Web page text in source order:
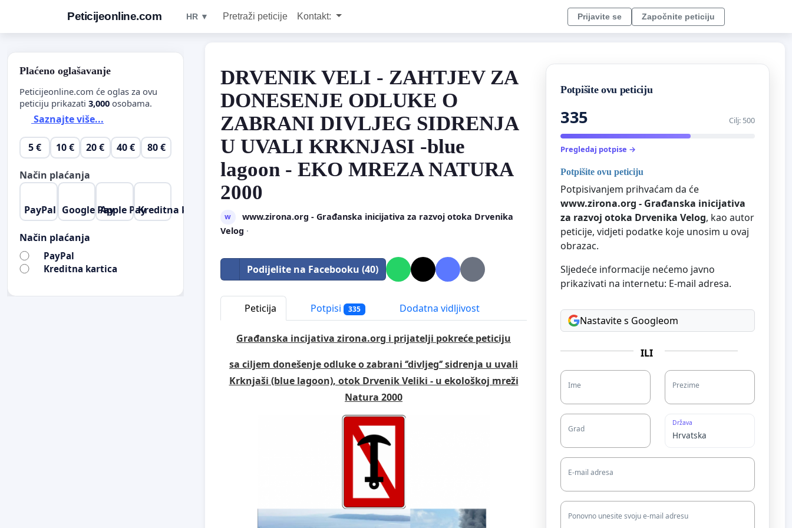
Peticijeonline.com HR ▼ Pretraži peticije Kontakt: Prijavite se Započnite peticiju
DRVENIK VELI - ZAHTJEV ZA
DONESENJE ODLUKE O
ZABRANI DIVLJEG SIDRENJA
U UVALI KRKNJASI -blue
lagoon - EKO MREZA NATURA
2000
w
www.zirona.org - Građanska inicijativa za razvoj otoka Drvenika
Velog ·
Podijelite na Facebooku (40)
Peticija Potpisi 335 Dodatna vidljivost
Građanska incijativa zirona.org i prijatelji pokreće peticiju
sa ciljem donešenje odluke o zabrani ‘’divljeg‘’ sidrenja u uvali
Krknjaši (blue lagoon), otok Drvenik Veliki - u ekološkoj mreži
Natura 2000
Potpišite ovu peticiju
335 Cilj: 500
Pregledaj potpise →
Potpišite ovu peticiju
Potpisivanjem prihvaćam da će
www.zirona.org - Građanska inicijativa
za razvoj otoka Drvenika Velog, kao autor
peticije, vidjeti podatke koje unosim u ovaj
obrazac.
Sljedeće informacije nećemo javno
prikazivati na internetu: E-mail adresa.
Nastavite s Googleom
ILI
Ime Prezime
Grad
Država
E-mail adresa
Ponovno unesite svoju e-mail adresu
Plaćeno oglašavanje
Peticijeonline.com će oglas za ovu
peticiju prikazati 3,000 osobama.
Saznajte više...
5 € 10 € 20 € 40 € 80 €
Način plaćanja
PayPal Google PayApple PayKreditna kartica
Način plaćanja
PayPal
Kreditna kartica